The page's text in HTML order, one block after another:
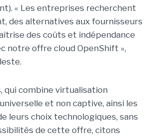
« Les entreprises recherchent
des alternatives aux fournisseurs
des coûts et indépendance
notre offre cloud OpenShift »,
combine virtualisation
et non captive, ainsi les
choix technologiques, sans
de cette offre, citons